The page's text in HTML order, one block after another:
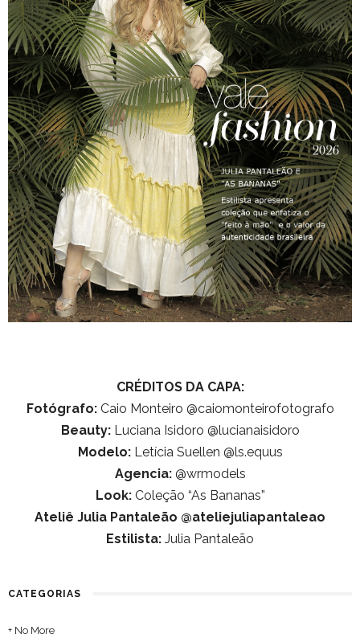
CRÉDITOS DA CAPA:
Fotógrafo:Caio Monteiro @caiomonteirofotografo
Beauty:Luciana Isidoro @lucianaisidoro
Modelo:Letícia Suellen @ls.equus
Agencia:@wrmodels
Look:Coleção “As Bananas”
Ateliê Julia Pantaleão @ateliejuliapantaleao
Estilista: Julia Pantaleão
CATEGORIAS
+ No More